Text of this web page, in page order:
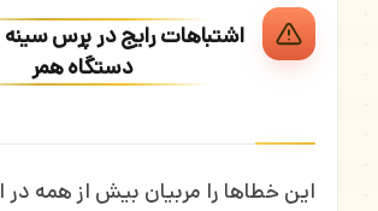
اشتباهات رایج در پرس سینه
دستگاه همر
این خطاها را مربیان بیش از همه در